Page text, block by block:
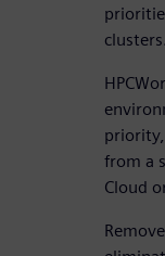
clusters.
from a
Cloud